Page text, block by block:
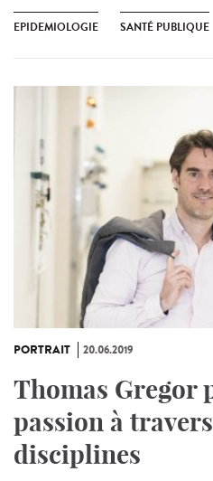
EPIDEMIOLOGIE SANTÉ PUBLIQUE
PORTRAIT 20.06.2019
Thomas Gregor
passion à
disciplines